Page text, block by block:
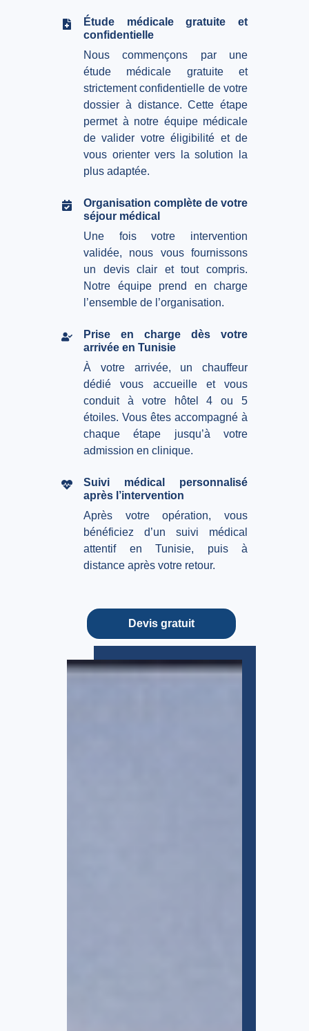
Étude médicale gratuite et
confidentielle
Nous commençons par une
étude médicale gratuite et
strictement confidentielle de votre
dossier à distance. Cette étape
permet à notre équipe médicale
de valider votre éligibilité et de
vous orienter vers la solution la
plus adaptée.
Organisation complète de votre
séjour médical
Une fois votre intervention
validée, nous vous fournissons
un devis clair et tout compris.
Notre équipe prend en charge
l’ensemble de l’organisation.
Prise en charge dès votre
arrivée en Tunisie
À votre arrivée, un chauffeur
dédié vous accueille et vous
conduit à votre hôtel 4 ou 5
étoiles. Vous êtes accompagné à
chaque étape jusqu’à votre
admission en clinique.
Suivi médical personnalisé
après l’intervention
Après votre opération, vous
bénéficiez d’un suivi médical
attentif en Tunisie, puis à
distance après votre retour.
Devis gratuit